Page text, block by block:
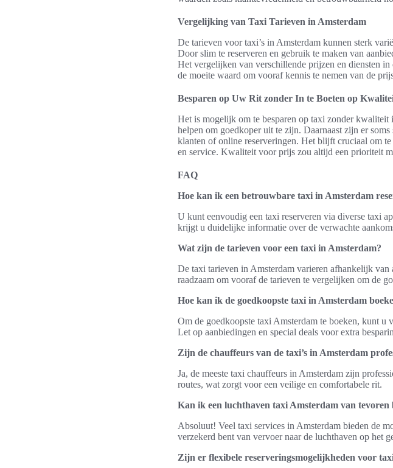
Vergelijking van Taxi Tarieven in Amsterdam
De tarieven voor taxi’s in Amsterdam kunnen sterk
Door slim te reserveren en gebruik te maken van
Het vergelijken van verschillende prijzen en diensten
de moeite waard om vooraf kennis te nemen van de
Besparen op Uw Rit zonder In te Boeten op
Het is mogelijk om te besparen op taxi zonder
helpen om goedkoper uit te zijn. Daarnaast zijn er
klanten of online reserveringen. Het blijft cruciaal om te
en service. Kwaliteit voor prijs zou altijd een prioriteit
FAQ
Hoe kan ik een betrouwbare taxi in Amsterdam
U kunt eenvoudig een taxi reserveren via diverse taxi
krijgt u duidelijke informatie over de verwachte
Wat zijn de tarieven voor een taxi in Amsterdam?
De taxi tarieven in Amsterdam varieren afhankelijk
raadzaam om vooraf de tarieven te vergelijken om de
Hoe kan ik de goedkoopste taxi in Amsterdam
Om de goedkoopste taxi Amsterdam te boeken, kunt u
Let op aanbiedingen en special deals voor extra
Zijn de chauffeurs van de taxi’s in Amsterdam
Ja, de meeste taxi chauffeurs in Amsterdam zijn
routes, wat zorgt voor een veilige en comfortabele rit.
Kan ik een luchthaven taxi Amsterdam van tevoren
Absoluut! Veel taxi services in Amsterdam bieden de
verzekerd bent van vervoer naar de luchthaven op het
Zijn er flexibele reserveringsmogelijkheden voor